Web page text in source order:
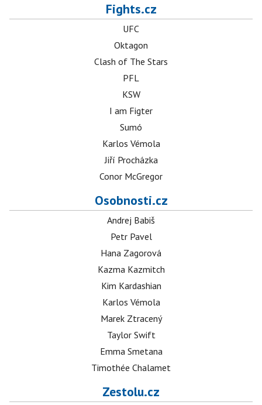
Fights.cz
UFC
Oktagon
Clash of The Stars
PFL
KSW
I am Figter
Sumó
Karlos Vémola
Jiří Procházka
Conor McGregor
Osobnosti.cz
Andrej Babiš
Petr Pavel
Hana Zagorová
Kazma Kazmitch
Kim Kardashian
Karlos Vémola
Marek Ztracený
Taylor Swift
Emma Smetana
Timothée Chalamet
Zestolu.cz